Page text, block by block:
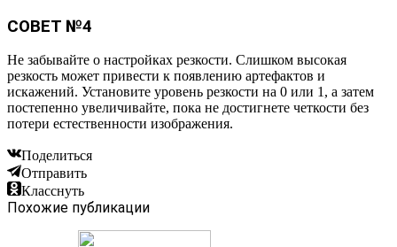
СОВЕТ №4
Не забывайте о настройках резкости. Слишком высокая
резкость может привести к появлению артефактов и
искажений. Установите уровень резкости на 0 или 1, а затем
постепенно увеличивайте, пока не достигнете четкости без
потери естественности изображения.
Поделиться
Отправить
Класснуть
Похожие публикации